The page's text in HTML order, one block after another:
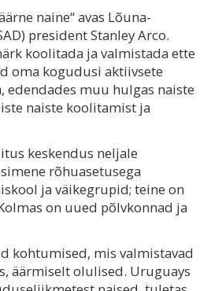
naine“ avas Lõuna-
president Stanley Arco.
koolitada ja valmistada ette
oma kogudusi aktiivsete
muu hulgas naiste
naiste koolitamist ja
keskendus neljale
rõhuasetusega
ja väikegrupid; teine on
on uued põlvkonnad ja
kohtumised, mis valmistavad
äärmiselt olulised. Uruguays